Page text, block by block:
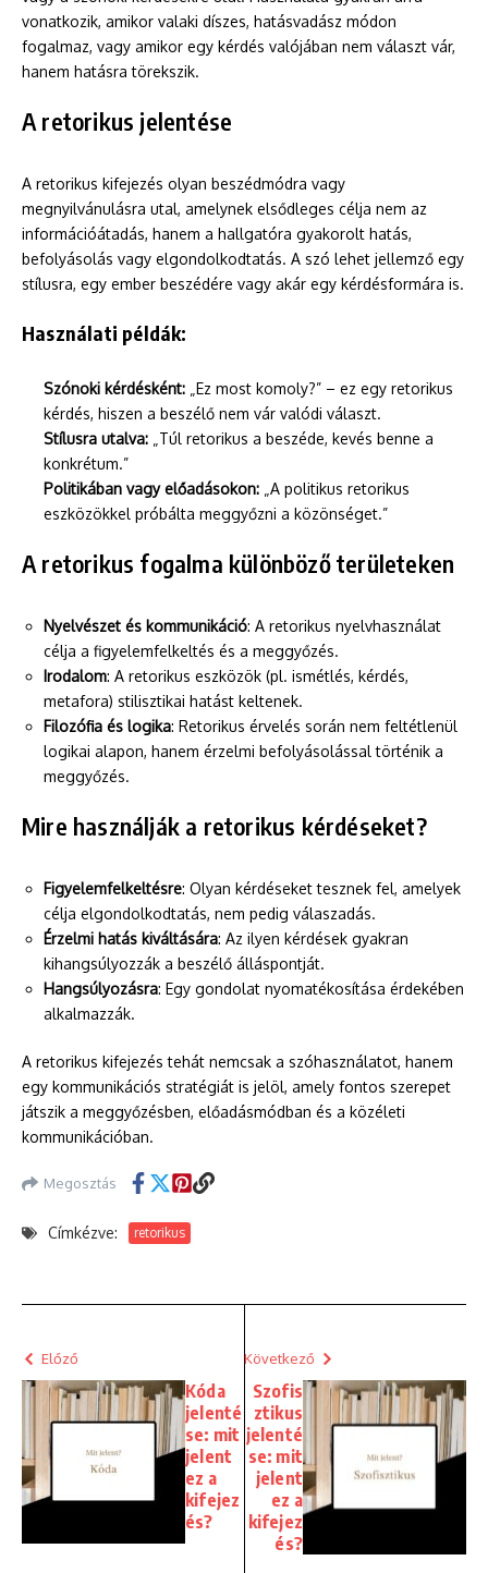
vonatkozik, amikor valaki díszes, hatásvadász módon
fogalmaz, vagy amikor egy kérdés valójában nem választ vár,
hanem hatásra törekszik.
A retorikus jelentése
A retorikus kifejezés olyan beszédmódra vagy
megnyilvánulásra utal, amelynek elsődleges célja nem az
információátadás, hanem a hallgatóra gyakorolt hatás,
befolyásolás vagy elgondolkodtatás. A szó lehet jellemző egy
stílusra, egy ember beszédére vagy akár egy kérdésformára is.
Használati példák:
Szónoki kérdésként: „Ez most komoly?” – ez egy retorikus
kérdés, hiszen a beszélő nem vár valódi választ.
Stílusra utalva: „Túl retorikus a beszéde, kevés benne a
konkrétum.”
Politikában vagy előadásokon: „A politikus retorikus
eszközökkel próbálta meggyőzni a közönséget.”
A retorikus fogalma különböző területeken
Nyelvészet és kommunikáció: A retorikus nyelvhasználat
célja a figyelemfelkeltés és a meggyőzés.
Irodalom: A retorikus eszközök (pl. ismétlés, kérdés,
metafora) stilisztikai hatást keltenek.
Filozófia és logika: Retorikus érvelés során nem feltétlenül
logikai alapon, hanem érzelmi befolyásolással történik a
meggyőzés.
Mire használják a retorikus kérdéseket?
Figyelemfelkeltésre: Olyan kérdéseket tesznek fel, amelyek
célja elgondolkodtatás, nem pedig válaszadás.
Érzelmi hatás kiváltására: Az ilyen kérdések gyakran
kihangsúlyozzák a beszélő álláspontját.
Hangsúlyozásra: Egy gondolat nyomatékosítása érdekében
alkalmazzák.
A retorikus kifejezés tehát nemcsak a szóhasználatot, hanem
egy kommunikációs stratégiát is jelöl, amely fontos szerepet
játszik a meggyőzésben, előadásmódban és a közéleti
kommunikációban.
Megosztás
Címkézve: retorikus
Előző
Kóda
jelenté
se: mit
jelent
ez a
kifejez
és?
Következő
Szofis
ztikus
jelenté
se: mit
jelent
ez a
kifejez
és?